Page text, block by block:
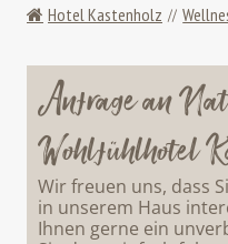
Hotel Kastenholz
Anfrage an
Wohlfühlhotel
Wir freuen uns, dass
in unserem Haus
Ihnen gerne ein